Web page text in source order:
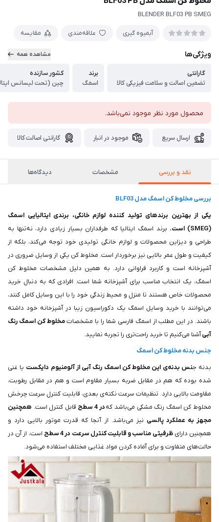
BLENDER BLF03 PB SMEG
آبمیوه گیری علاقه‌مندی مقایسه
ویژگی‌ها مشاهده همه
گارانتی
تضمین اصالت و سلامت فیزیکی کالا
برند
اسمگ
کشور سازنده
چین (تحت لیسانس
محصول مورد نظر موجود نمی‌باشد.
ارسال سریع موجود در انبار گارانتی اصالت کالا
نقد و بررسی مشخصات دیدگاه‌ها
بررسی مخلوط کن اسمگ مدل BLF03
یکی از بهترین برند‌های تولید کننده لوازم خانگی، برندی ایتالیایی اسمگ
(SMEG) است.
برند اسمگ ایتالیا که طرفداران بسیار زیادی دارد، نه‌تنها به
طراحی و دیزاین محصولات و لوازم خانگی تولیدی خود توجه می‌کند، بلکه از
کیفیت و طول عمر بالایی نیز برخوردار است. مخلوط کن‌ یکی از وسایل ضروری در
آشپزخانه است و کاربرد فراوانی دارد. به همین دلیل مشخصات مخلوط کن
اسمگ، یک انتخاب مناسب برای آشپزخانه شما است. افرادی که به دنبال خرید
محصولات خاص هستند تا منزل و محیط زندگی خود را با این وسایل کامل کنند،
می‌توانند با خرید وسایل اسمگ یک دکوراسیون زیبا در آشپزخانه خود داشته
باشند. در این مطلب از اسمگ فارسی شما را با مشخصاتمخلوط کن اسمگ رنگ
آبیآشنا می‌کنیم تا خرید راحت‌تری را تجربه نمایید.
جنس بدنه مخلوط کن اسمگ
بدنه جنس بدنه‌ی این مخلوط کن اسمگ رنگ آبی از آلومنیوم دایکست یا غنی
شده بوده که هم در مقابل ضربه بسیار مقاوم است و هم در مقابل رطوبت،
مقاومت بالایی دارد. تنظیمات سرعت نکته‌ی بعدی، قابلیت کنترل سرعت چرخش
مخلوط کن اسمگ رنگ مشکی می‌باشد کهدر 4 سطح قابل کنترل است. همچنین
مجهز به عملکرد پالسی نیز می‌باشد. از آنجا که قدرت موتور بالایی دارد و
همچنین دارایظرفیتی مناسب و قابلیت کنترل سرعت در 4 سطح
است، از آن در
حالت‌های متفاوت و برای آماده کردن مواد غذایی مختلف استفاده می‌شود.